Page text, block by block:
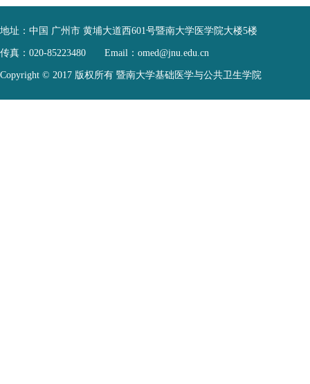
地址： 中国 广州市 黄埔大道西601号暨南大学医学院大楼5楼
传真： 020-85223480 Email： omed@jnu.edu.cn
Copyright © 2017 版权所有 暨南大学基础医学与公共卫生学院